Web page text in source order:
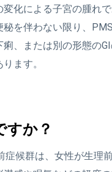
化による子宮の腫れ
を伴わない限り、
、または別の形態の
ます。
すか？
症候群は、女性が生理